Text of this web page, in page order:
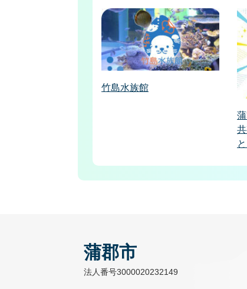
竹島水族館
蒲郡市
法人番号3000020232149